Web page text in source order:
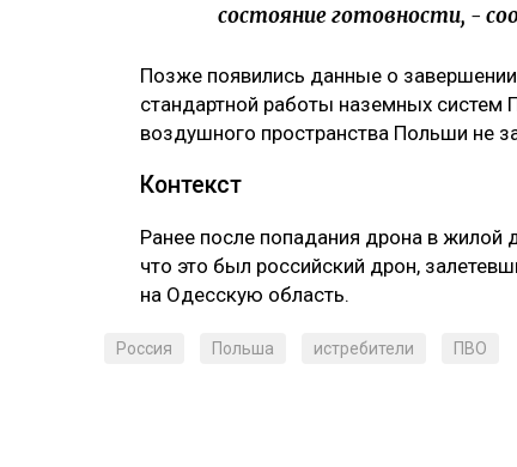
состояние готовности, -
Позже появились данные о
стандартной работы наземных
воздушного пространства Польши не
Контекст
Ранее после попадания дрона в
что это был российский дрон,
на Одесскую область.
Россия Польша истребители ПВО